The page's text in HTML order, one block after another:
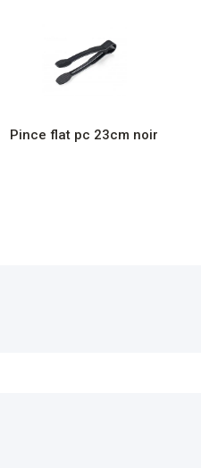
Pince flat pc 23cm noir